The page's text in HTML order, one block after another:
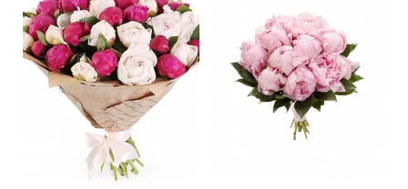
Большой букет, цвета
микс
45 см 30 см